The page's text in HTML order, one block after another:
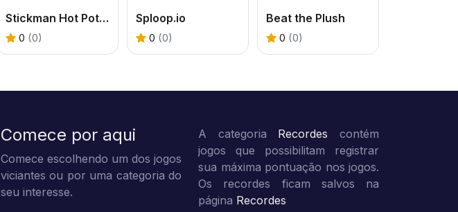
Stickman Hot Potato
0 (0)
Sploop.io
0 (0)
Beat the Plush
0 (0)
Comece por aqui
Comece escolhendo um dos jogos
viciantes ou por uma categoria do
seu interesse.
A categoria Recordes contém
jogos que possibilitam registrar
sua máxima pontuação nos jogos.
Os recordes ficam salvos na
página Recordes